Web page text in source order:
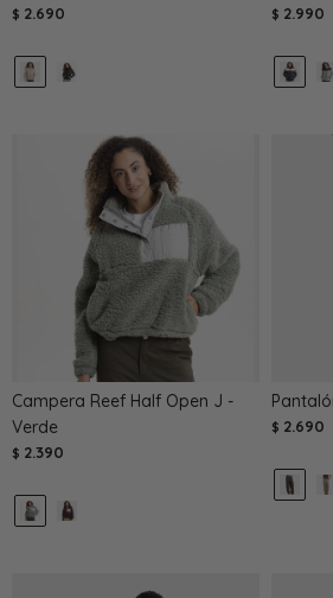
$ 2.690 $ 2.990
Campera Reef Half Open J -
Verde
$ 2.390
$ 2.690